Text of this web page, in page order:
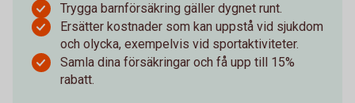
Trygga barnförsäkring gäller dygnet runt.
Ersätter kostnader som kan uppstå vid sjukdom
och olycka, exempelvis vid sportaktiviteter.
Samla dina försäkringar och få upp till 15%
rabatt.